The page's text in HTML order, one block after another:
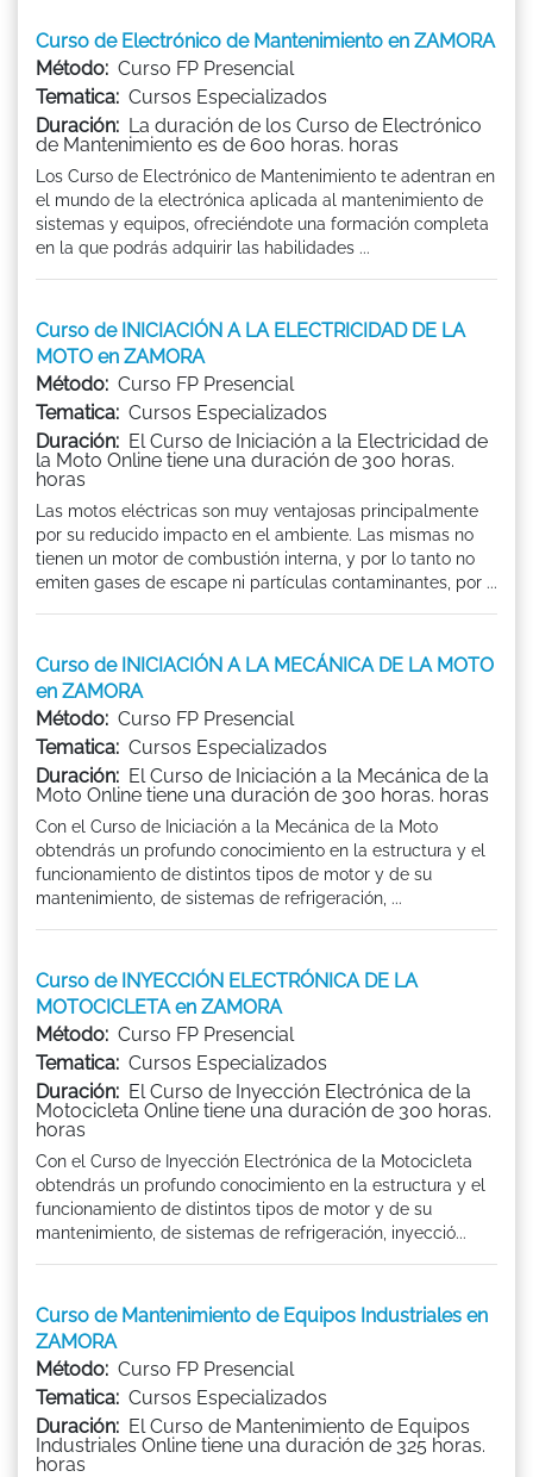
Curso de Electrónico de Mantenimiento en ZAMORA
Método: Curso FP Presencial
Tematica: Cursos Especializados
Duración: La duración de los Curso de Electrónico
de Mantenimiento es de 600 horas. horas
Los Curso de Electrónico de Mantenimiento te adentran en
el mundo de la electrónica aplicada al mantenimiento de
sistemas y equipos, ofreciéndote una formación completa
en la que podrás adquirir las habilidades ...
Curso de INICIACIÓN A LA ELECTRICIDAD DE LA
MOTO en ZAMORA
Método: Curso FP Presencial
Tematica: Cursos Especializados
Duración: El Curso de Iniciación a la Electricidad de
la Moto Online tiene una duración de 300 horas.
horas
Las motos eléctricas son muy ventajosas principalmente
por su reducido impacto en el ambiente. Las mismas no
tienen un motor de combustión interna, y por lo tanto no
emiten gases de escape ni partículas contaminantes, por ...
Curso de INICIACIÓN A LA MECÁNICA DE LA MOTO
en ZAMORA
Método: Curso FP Presencial
Tematica: Cursos Especializados
Duración: El Curso de Iniciación a la Mecánica de la
Moto Online tiene una duración de 300 horas. horas
Con el Curso de Iniciación a la Mecánica de la Moto
obtendrás un profundo conocimiento en la estructura y el
funcionamiento de distintos tipos de motor y de su
mantenimiento, de sistemas de refrigeración, ...
Curso de INYECCIÓN ELECTRÓNICA DE LA
MOTOCICLETA en ZAMORA
Método: Curso FP Presencial
Tematica: Cursos Especializados
Duración: El Curso de Inyección Electrónica de la
Motocicleta Online tiene una duración de 300 horas.
horas
Con el Curso de Inyección Electrónica de la Motocicleta
obtendrás un profundo conocimiento en la estructura y el
funcionamiento de distintos tipos de motor y de su
mantenimiento, de sistemas de refrigeración, inyecció...
Curso de Mantenimiento de Equipos Industriales en
ZAMORA
Método: Curso FP Presencial
Tematica: Cursos Especializados
Duración: El Curso de Mantenimiento de Equipos
Industriales Online tiene una duración de 325 horas.
horas